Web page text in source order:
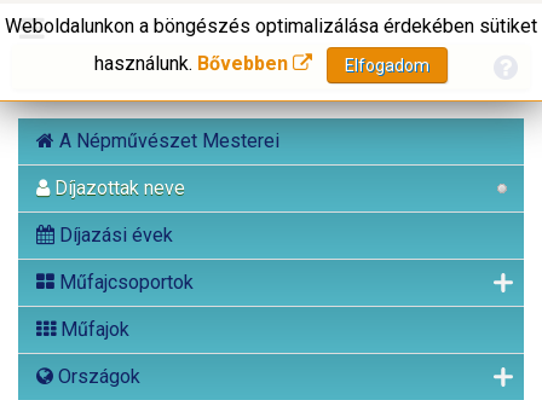
A Népművészet Mesterei
Díjazottak neve
Díjazási évek
Műfajcsoportok
Műfajok
Országok
Weboldalunkon a böngészés optimalizálása érdekében sütiket
használunk. Bővebben Elfogadom